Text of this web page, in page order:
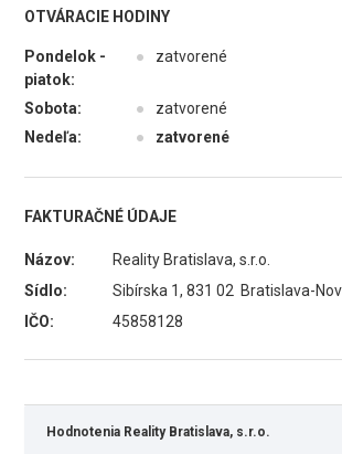
OTVÁRACIE HODINY
Pondelok -
piatok:
● zatvorené
Sobota: ●
zatvorené
Nedeľa:
● zatvorené
FAKTURAČNÉ ÚDAJE
Názov:
Reality Bratislava, s.r.o.
Sídlo:
Sibírska 1, 831 02 Bratislava-
IČO:
45858128
Hodnotenia Reality Bratislava, s.r.o.